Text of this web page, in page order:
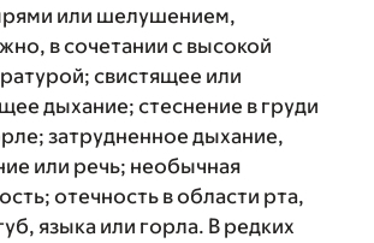
или шелушением,
в сочетании с высокой
свистящее или
дыхание; стеснение в груди
затрудненное дыхание,
или речь; необычная
отечность в области рта,
языка или горла. В редких